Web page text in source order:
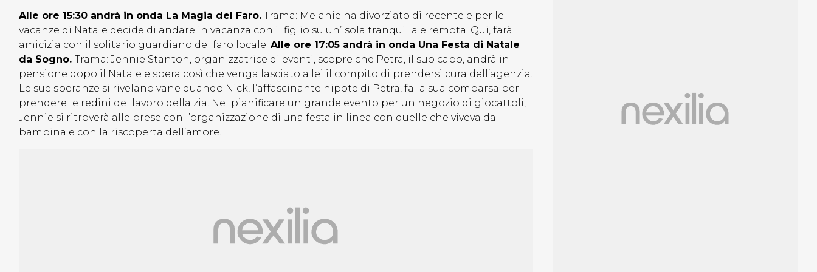
Alle ore 15:30 andrà in onda La Magia del Faro. Trama: Melanie ha divorziato di recente e per le
vacanze di Natale decide di andare in vacanza con il figlio su un’isola tranquilla e remota. Qui, farà
amicizia con il solitario guardiano del faro locale. Alle ore 17:05 andrà in onda Una Festa di Natale
da Sogno. Trama: Jennie Stanton, organizzatrice di eventi, scopre che Petra, il suo capo, andrà in
pensione dopo il Natale e spera così che venga lasciato a lei il compito di prendersi cura dell’agenzia.
Le sue speranze si rivelano vane quando Nick, l’affascinante nipote di Petra, fa la sua comparsa per
prendere le redini del lavoro della zia. Nel pianificare un grande evento per un negozio di giocattoli,
Jennie si ritroverà alle prese con l’organizzazione di una festa in linea con quelle che viveva da
bambina e con la riscoperta dell’amore.